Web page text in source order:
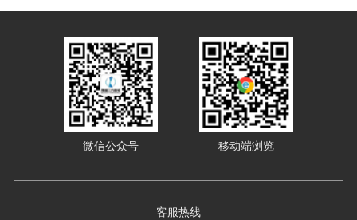
客服热线
微信公众号 移动端浏览